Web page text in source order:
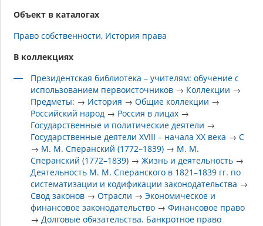
Объект в каталогах
Право собственности История права
В коллекциях
Президентская библиотека – учителям: обучение с
использованием первоисточников → Коллекции →
Предметы: → История →Общие коллекции →
Российский народ → Россия в лицах →
Государственные и политические деятели →
Государственные деятели XVIII – начала XX века →С
→ М. М. Сперанский (1772–1839) → М. М.
Сперанский (1772–1839) →Жизнь и деятельность →
Деятельность М. М. Сперанского в 1821–1839 гг. по
систематизации и кодификации законодательства →
Свод законов →Отрасли →Экономическое и
финансовое законодательство →Финансовое право
→Долговые обязательства. Банкротное право